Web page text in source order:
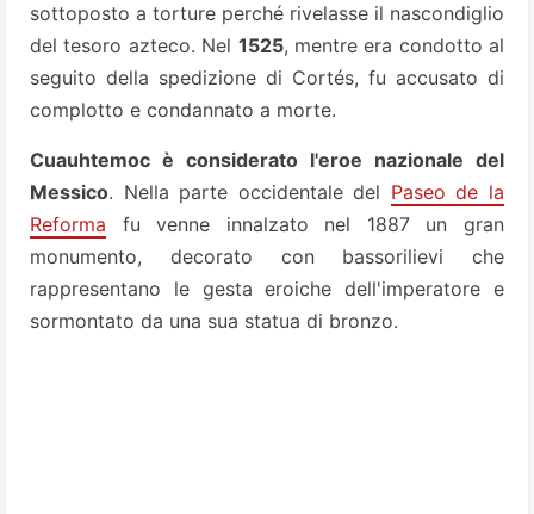
sottoposto a torture perché rivelasse il nascondiglio
del tesoro azteco. Nel 1525, mentre era condotto al
seguito della spedizione di Cortés, fu accusato di
complotto e condannato a morte.
Cuauhtemoc è considerato l'eroe nazionale del
Messico. Nella parte occidentale del Paseo de la
Reforma fu venne innalzato nel 1887 un gran
monumento, decorato con bassorilievi che
rappresentano le gesta eroiche dell'imperatore e
sormontato da una sua statua di bronzo.